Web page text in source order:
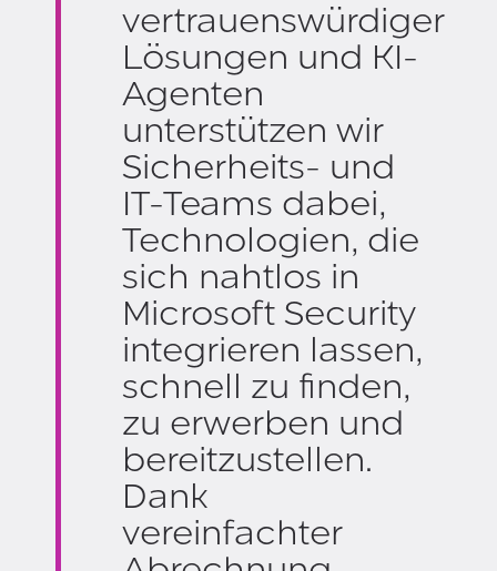
vertrauenswürdiger
Lösungen und KI-
Agenten
unterstützen wir
Sicherheits- und
IT-Teams dabei,
Technologien, die
sich nahtlos in
Microsoft Security
integrieren lassen,
schnell zu finden,
zu erwerben und
bereitzustellen.
Dank
vereinfachter